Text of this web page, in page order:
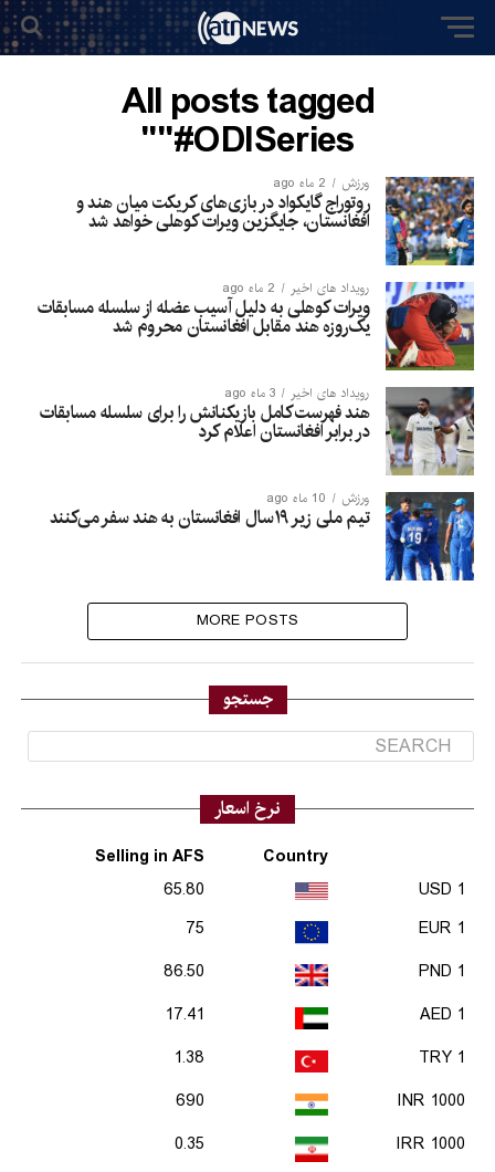
All posts tagged
"#ODISeries"
ورزش 2 ماه ago
روتوراج گایکواد در بازی‌های کریکت میان هند و
افغانستان، جایگزین ویرات کوهلی خواهد شد
رویداد های اخیر 2 ماه ago
ویرات کوهلی به دلیل آسیب عضله از سلسله مسابقات
یک‌روزه هند مقابل افغانستان محروم شد
رویداد های اخیر 3 ماه ago
هند فهرست کامل بازیکنانش را برای سلسله مسابقات
در برابر افغانستان اعلام کرد
ورزش 10 ماه ago
تیم ملی زیر ۱۹سال افغانستان به هند سفر می‌کنند
MORE POSTS
جستجو
نرخ اسعار
Country
Selling in AFS
1 USD
65.80
1 EUR
75
1 PND
86.50
1 AED
17.41
1 TRY
1.38
1000 INR
690
1000 IRR
0.35